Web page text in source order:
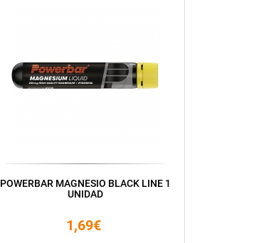
POWERBAR MAGNESIO BLACK LINE 1
UNIDAD
1,69€